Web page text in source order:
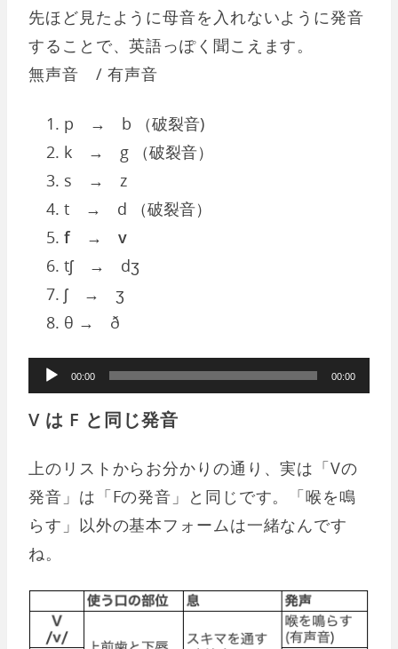
先ほど見たように母音を入れないように発音
することで、英語っぽく聞こえます。
無声音 / 有声音
p → b （破裂音)
k → g （破裂音）
s → z
t → d （破裂音）
f → v
tʃ → dʒ
ʃ → ʒ
θ → ð
声
プ
ー
ヤ
ー
00:00 00:00
V は F と同じ発音
上のリストからお分かりの通り、実は「Vの
発音」は「Fの発音」と同じです。「喉を鳴
らす」以外の基本フォームは一緒なんです
ね。